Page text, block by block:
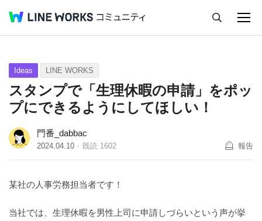
Q&A Tips Ideas
Ideas LINE WORKS
スタンプで「生理休暇の申請」をポッ
プにできるようにしてほしい！
門番_dabbac
2024.04.10 既読 1602 報告
某社の人事労務担当者です！
当社では、生理休暇を男性上司に申請しづらいという声が挙